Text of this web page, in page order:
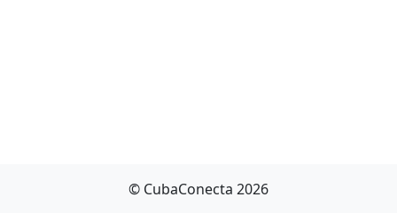
© CubaConecta 2026